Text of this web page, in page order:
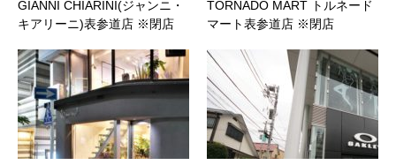
GIANNI CHIARINI(ジャンニ・
キアリーニ)表参道店 ※閉店
TORNADO MART トルネード
マート表参道店 ※閉店